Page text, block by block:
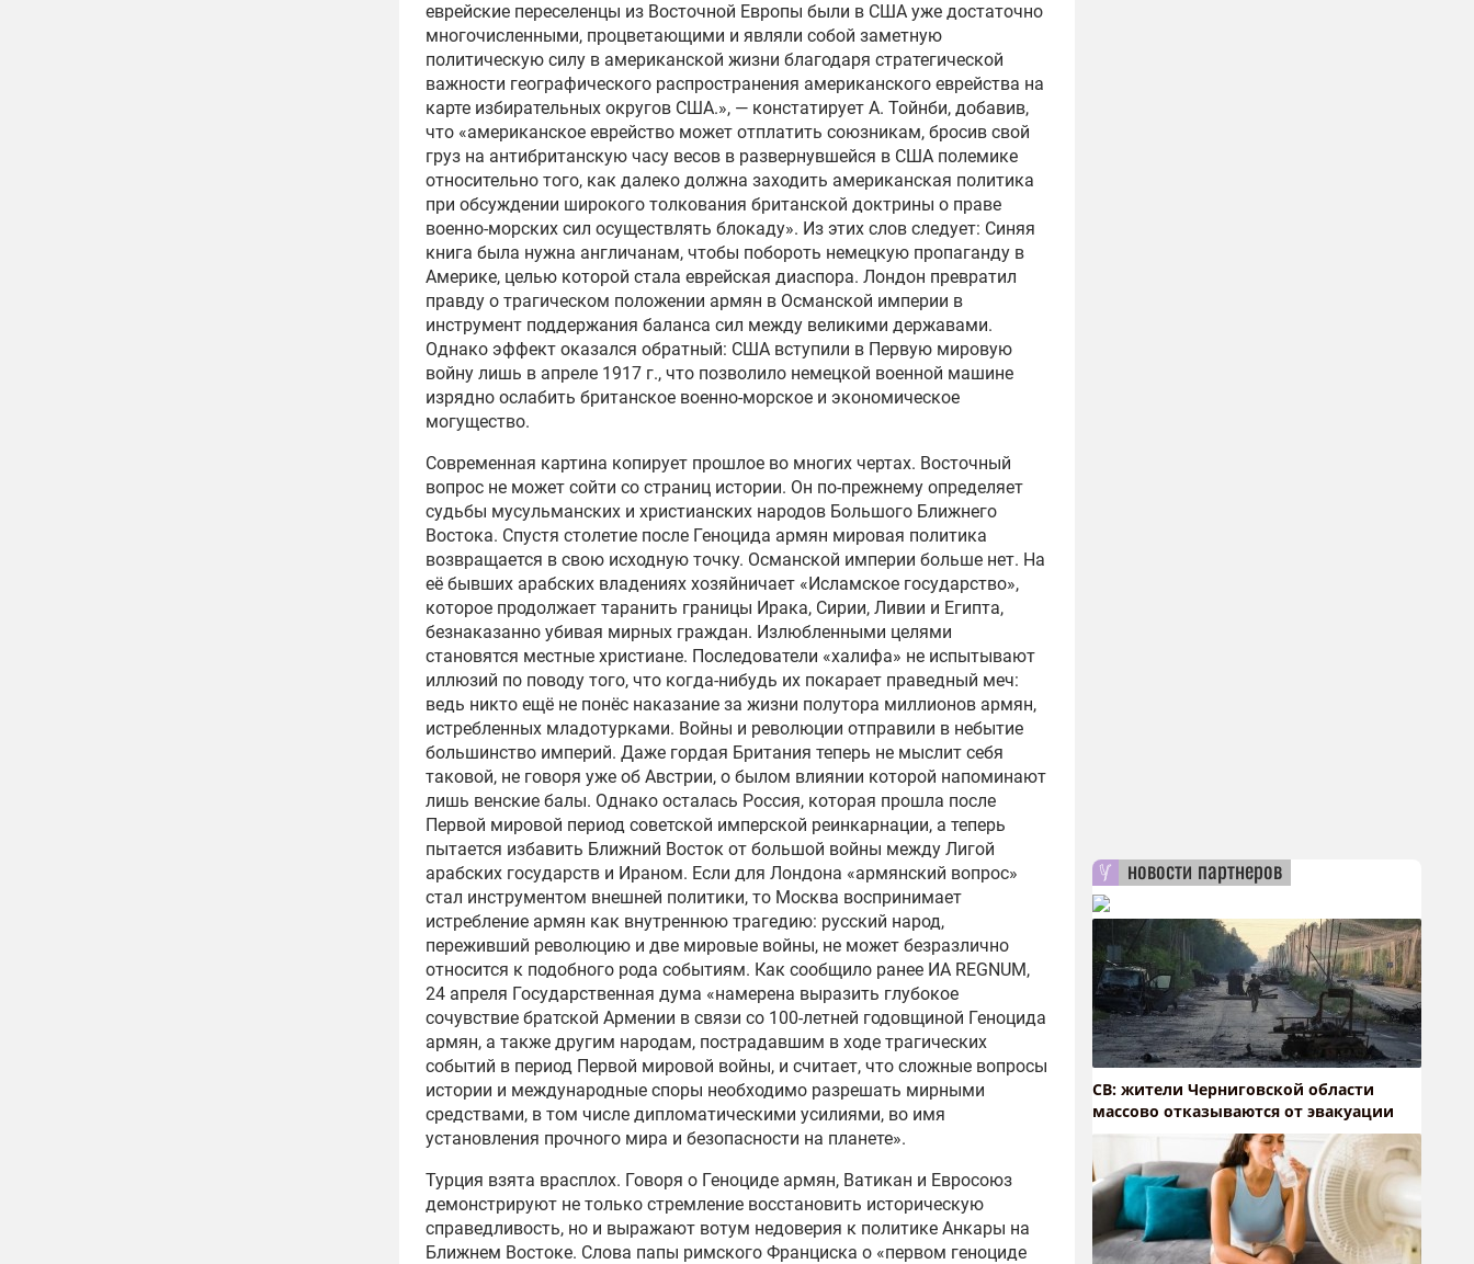
еврейские переселенцы из Восточной Европы были в США уже достаточно
многочисленными, процветающими и являли собой заметную
политическую силу в американской жизни благодаря стратегической
важности географического распространения американского еврейства на
карте избирательных округов США.», — констатирует А. Тойнби, добавив,
что «американское еврейство может отплатить союзникам, бросив свой
груз на антибританскую часу весов в развернувшейся в США полемике
относительно того, как далеко должна заходить американская политика
при обсуждении широкого толкования британской доктрины о праве
военно-морских сил осуществлять блокаду». Из этих слов следует: Синяя
книга была нужна англичанам, чтобы побороть немецкую пропаганду в
Америке, целью которой стала еврейская диаспора. Лондон превратил
правду о трагическом положении армян в Османской империи в
инструмент поддержания баланса сил между великими державами.
Однако эффект оказался обратный: США вступили в Первую мировую
войну лишь в апреле 1917 г., что позволило немецкой военной машине
изрядно ослабить британское военно-морское и экономическое
могущество.
Современная картина копирует прошлое во многих чертах. Восточный
вопрос не может сойти со страниц истории. Он по-прежнему определяет
судьбы мусульманских и христианских народов Большого Ближнего
Востока. Спустя столетие после Геноцида армян мировая политика
возвращается в свою исходную точку. Османской империи больше нет. На
её бывших арабских владениях хозяйничает «Исламское государство»,
которое продолжает таранить границы Ирака, Сирии, Ливии и Египта,
безнаказанно убивая мирных граждан. Излюбленными целями
становятся местные христиане. Последователи «халифа» не испытывают
иллюзий по поводу того, что когда-нибудь их покарает праведный меч:
ведь никто ещё не понёс наказание за жизни полутора миллионов армян,
истребленных младотурками. Войны и революции отправили в небытие
большинство империй. Даже гордая Британия теперь не мыслит себя
таковой, не говоря уже об Австрии, о былом влиянии которой напоминают
лишь венские балы. Однако осталась Россия, которая прошла после
Первой мировой период советской имперской реинкарнации, а теперь
пытается избавить Ближний Восток от большой войны между Лигой
арабских государств и Ираном. Если для Лондона «армянский вопрос»
стал инструментом внешней политики, то Москва воспринимает
истребление армян как внутреннюю трагедию: русский народ,
переживший революцию и две мировые войны, не может безразлично
относится к подобного рода событиям. Как сообщило ранее ИА REGNUM,
24 апреля Государственная дума «намерена выразить глубокое
сочувствие братской Армении в связи со 100-летней годовщиной Геноцида
армян, а также другим народам, пострадавшим в ходе трагических
событий в период Первой мировой войны, и считает, что сложные вопросы
истории и международные споры необходимо разрешать мирными
средствами, в том числе дипломатическими усилиями, во имя
установления прочного мира и безопасности на планете».
Турция взята врасплох. Говоря о Геноциде армян, Ватикан и Евросоюз
демонстрируют не только стремление восстановить историческую
справедливость, но и выражают вотум недоверия к политике Анкары на
Ближнем Востоке. Слова папы римского Франциска о «первом геноциде
новости партнеров
СВ: жители Черниговской области
массово отказываются от эвакуации